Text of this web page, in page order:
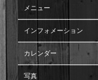
メニュー
インフォメーション
カレンダー
写真